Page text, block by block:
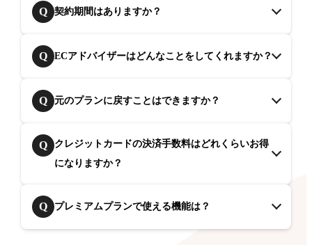
Q 契約期間はありますか？
Q ECアドバイザーはどんなことをしてくれますか？
Q 元のプランに戻すことはできますか？
Q
クレジットカードの決済手数料はどれくらいお得
になりますか？
Q プレミアムプランで使える機能は？